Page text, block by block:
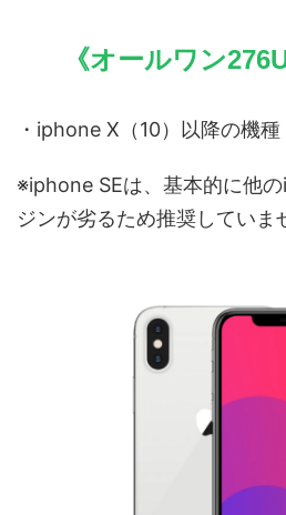
《オールワン
・iphone X（10）以降の機種
※iphone SEは、基本的に他
ジンが劣るため推奨していま